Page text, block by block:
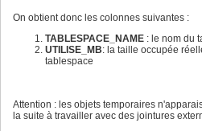
On obtient donc les colonnes suivantes :
TABLESPACE_NAME : le nom du
UTILISE_MB: la taille occupée
tablespace
Attention : les objets temporaires
la suite à travailler avec des jointures